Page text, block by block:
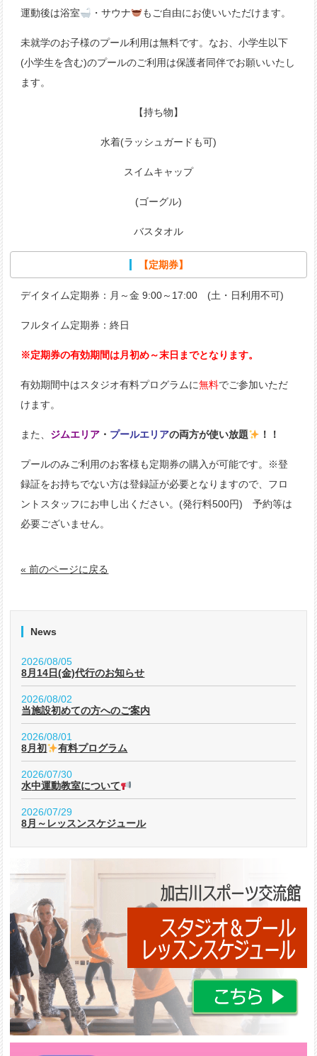
運動後は浴室 ・サウナ もご自由にお使いいただけます。
未就学のお子様のプール利用は無料です。なお、小学生以下
(小学生を含む)のプールのご利用は保護者同伴でお願いいたし
ます。
【持ち物】
水着(ラッシュガードも可)
スイムキャップ
(ゴーグル)
バスタオル
【定期券】
デイタイム定期券：月～金 9:00～17:00 (土・日利用不可)
フルタイム定期券：終日
※定期券の有効期間は月初め～末日までとなります。
有効期間中はスタジオ有料プログラムに無料でご参加いただ
けます。
また、 ジムエリア ・ プールエリアの両方が使い放題 ！！
プールのみご利用のお客様も定期券の購入が可能です。※登
録証をお持ちでない方は登録証が必要となりますので、フロ
ントスタッフにお申し出ください。(発行料500円) 予約等は
必要ございません。
« 前のページに戻る
News
2026/08/05
8月14日(金)代行のお知らせ
2026/08/02
当施設初めての方へのご案内
2026/08/01
8月初
有料プログラム
2026/07/30
水中運動教室について
2026/07/29
8月～レッスンスケジュール